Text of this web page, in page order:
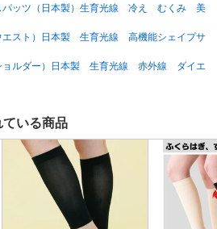
パッツ（日本製）生育光線 冷え むくみ 美
エスト）日本製 生育光線 高機能シェイプサ
ョルダー）日本製 生育光線 赤外線 ダイエ
ている商品